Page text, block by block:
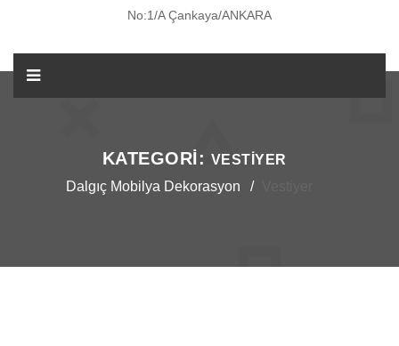
No:1/A Çankaya/ANKARA
KATEGORI: VESTIYER
Dalgıç Mobilya Dekorasyon